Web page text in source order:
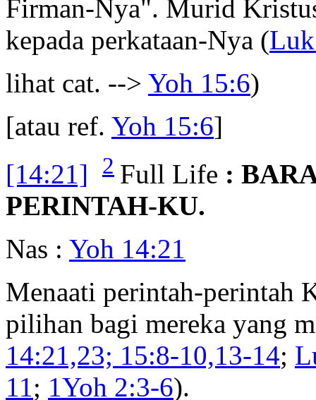
Firman-Nya". Murid
kepada perkataan-Nya (
lihat cat. --> Yoh 15:6)
[atau ref. Yoh 15:6]
[14:21]
2 Full Life :
PERINTAH-KU.
Nas : Yoh 14:21
Menaati perintah-perintah
pilihan bagi mereka yang
14:21,23; 15:8-10,13-14;
11; 1Yoh 2:3-6).